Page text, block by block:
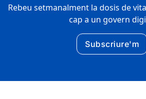
Rebeu setmanalment la dosis de
cap a un govern
Subscriure'm